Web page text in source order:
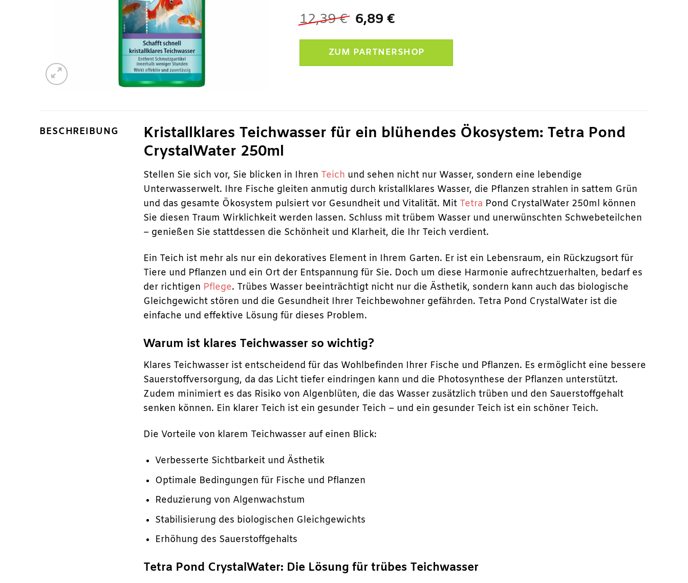
12,39€ Ursprünglicher
war:
12,39 €
6,89€
ist:
6,89 €.
ZUM PARTNERSHOP
BESCHREIBUNG
Kristallklares Teichwasser für ein blühendes Ökosystem: Tetra Pond
CrystalWater 250ml
Stellen Sie sich vor, Sie blicken in Ihren Teich und sehen nicht nur Wasser, sondern eine lebendige
Unterwasserwelt. Ihre Fische gleiten anmutig durch kristallklares Wasser, die Pflanzen strahlen in sattem Grün
und das gesamte Ökosystem pulsiert vor Gesundheit und Vitalität. Mit Tetra Pond CrystalWater 250ml können
Sie diesen Traum Wirklichkeit werden lassen. Schluss mit trübem Wasser und unerwünschten Schwebeteilchen
– genießen Sie stattdessen die Schönheit und Klarheit, die Ihr Teich verdient.
Ein Teich ist mehr als nur ein dekoratives Element in Ihrem Garten. Er ist ein Lebensraum, ein Rückzugsort für
Tiere und Pflanzen und ein Ort der Entspannung für Sie. Doch um diese Harmonie aufrechtzuerhalten, bedarf es
der richtigen Pflege. Trübes Wasser beeinträchtigt nicht nur die Ästhetik, sondern kann auch das biologische
Gleichgewicht stören und die Gesundheit Ihrer Teichbewohner gefährden. Tetra Pond CrystalWater ist die
einfache und effektive Lösung für dieses Problem.
Warum ist klares Teichwasser so wichtig?
Klares Teichwasser ist entscheidend für das Wohlbefinden Ihrer Fische und Pflanzen. Es ermöglicht eine bessere
Sauerstoffversorgung, da das Licht tiefer eindringen kann und die Photosynthese der Pflanzen unterstützt.
Zudem minimiert es das Risiko von Algenblüten, die das Wasser zusätzlich trüben und den Sauerstoffgehalt
senken können. Ein klarer Teich ist ein gesunder Teich – und ein gesunder Teich ist ein schöner Teich.
Die Vorteile von klarem Teichwasser auf einen Blick:
Verbesserte Sichtbarkeit und Ästhetik
Optimale Bedingungen für Fische und Pflanzen
Reduzierung von Algenwachstum
Stabilisierung des biologischen Gleichgewichts
Erhöhung des Sauerstoffgehalts
Tetra Pond CrystalWater: Die Lösung für trübes Teichwasser